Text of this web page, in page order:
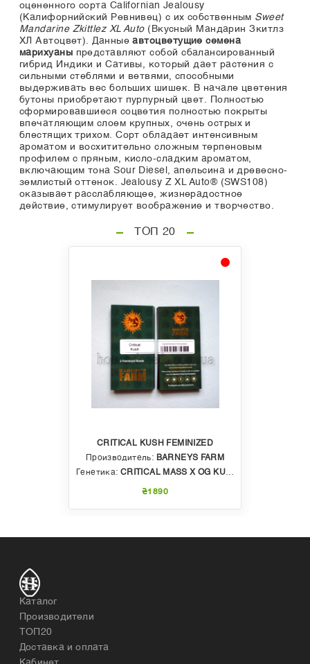
оцененного сорта Californian Jealousy
(Калифорнийский Ревнивец) с их собственным Sweet
Mandarine Zkittlez XL Auto(Вкусный Мандарин Зкитлз
ХЛ Автоцвет). Данныеавтоцветущие семена
марихуаны представляют собой сбалансированный
гибрид Индики и Сативы, который дает растения с
сильными стеблями и ветвями, способными
выдерживать вес больших шишек. В начале цветения
бутоны приобретают пурпурный цвет. Полностью
сформировавшиеся соцветия полностью покрыты
впечатляющим слоем крупных, очень острых и
блестящих трихом. Сорт обладает интенсивным
ароматом и восхитительно сложным терпеновым
профилем с пряным, кисло-сладким ароматом,
включающим тона Sour Diesel, апельсина и древесно-
землистый оттенок. Jealousy Z XL Auto® (SWS108)
оказывает расслабляющее, жизнерадостное
действие, стимулирует воображение и творчество.
ТОП 20
CRITICAL KUSH FEMINIZED
Производитель: BARNEYS FARM
Генетика: CRITICAL MASS X OG KUSH
₴1890
Каталог
Производители
ТОП20
Доставка и оплата